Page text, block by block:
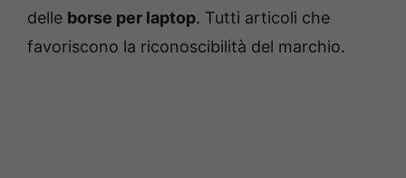
delle borse per laptop. Tutti articoli che
favoriscono la riconoscibilità del marchio.